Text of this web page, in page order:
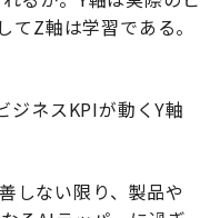
Z軸は学習である。
ジネスKPIが動くY軸
しない限り、製品や